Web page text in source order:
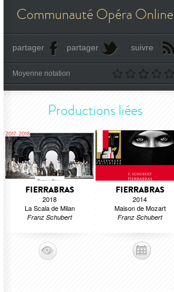
Communauté Opéra Online
partager partager suivre
Moyenne notation
Productions liées
FIERRABRAS
2018
La Scala de Milan
Franz Schubert
FIERRABRAS
2014
Maison de Mozart
Franz Schubert